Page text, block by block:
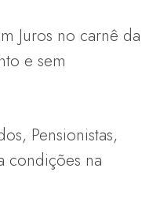
Juros no carnê da
e sem
Pensionistas,
condições na